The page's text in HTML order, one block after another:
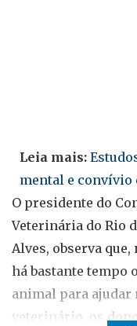
Leia mais:
mental e convívio
O presidente do
Veterinária do Rio
Alves, observa que,
há bastante tempo
animal para ajudar
veterinário, os